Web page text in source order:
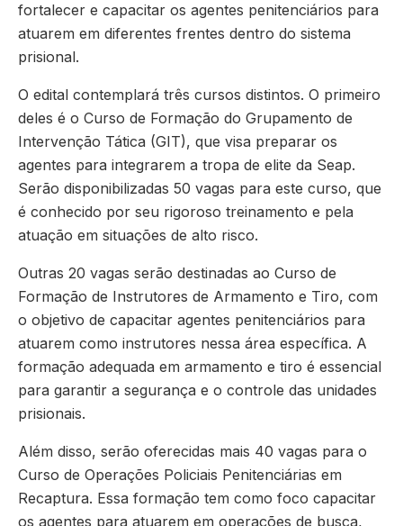
fortalecer e capacitar os agentes penitenciários para
atuarem em diferentes frentes dentro do sistema
prisional.
O edital contemplará três cursos distintos. O primeiro
deles é o Curso de Formação do Grupamento de
Intervenção Tática (GIT), que visa preparar os
agentes para integrarem a tropa de elite da Seap.
Serão disponibilizadas 50 vagas para este curso, que
é conhecido por seu rigoroso treinamento e pela
atuação em situações de alto risco.
Outras 20 vagas serão destinadas ao Curso de
Formação de Instrutores de Armamento e Tiro, com
o objetivo de capacitar agentes penitenciários para
atuarem como instrutores nessa área específica. A
formação adequada em armamento e tiro é essencial
para garantir a segurança e o controle das unidades
prisionais.
Além disso, serão oferecidas mais 40 vagas para o
Curso de Operações Policiais Penitenciárias em
Recaptura. Essa formação tem como foco capacitar
os agentes para atuarem em operações de busca,